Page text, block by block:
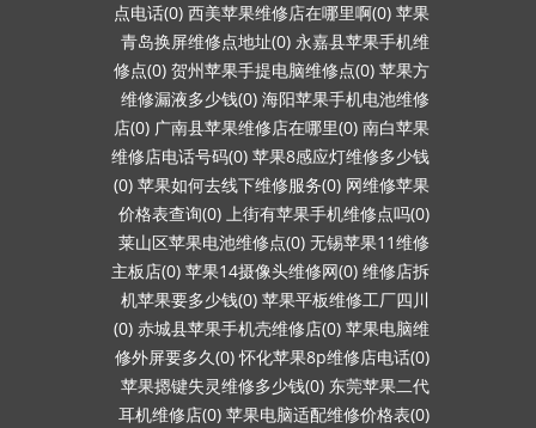
点电话(0) 西美苹果维修店在哪里啊(0) 苹果
青岛换屏维修点地址(0) 永嘉县苹果手机维
修点(0) 贺州苹果手提电脑维修点(0) 苹果方
维修漏液多少钱(0) 海阳苹果手机电池维修
店(0) 广南县苹果维修店在哪里(0) 南白苹果
维修店电话号码(0) 苹果8感应灯维修多少钱
(0) 苹果如何去线下维修服务(0) 网维修苹果
价格表查询(0) 上街有苹果手机维修点吗(0)
莱山区苹果电池维修点(0) 无锡苹果11维修
主板店(0) 苹果14摄像头维修网(0) 维修店拆
机苹果要多少钱(0) 苹果平板维修工厂四川
(0) 赤城县苹果手机壳维修店(0) 苹果电脑维
修外屏要多久(0) 怀化苹果8p维修店电话(0)
苹果摁键失灵维修多少钱(0) 东莞苹果二代
耳机维修店(0) 苹果电脑适配维修价格表(0)